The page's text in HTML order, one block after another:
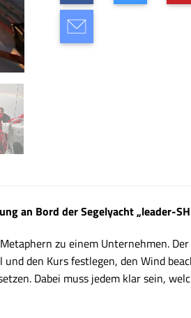
an Bord der Segelyacht „leader-
zu einem Unternehmen.
den Kurs festlegen, den Wind
Dabei muss jedem klar sein,